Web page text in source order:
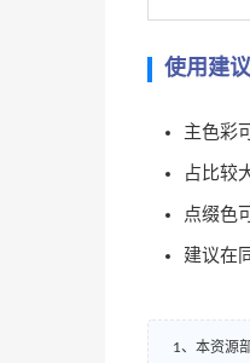
使用建议
主色彩
占比较
点缀色
建议在
1、本资源